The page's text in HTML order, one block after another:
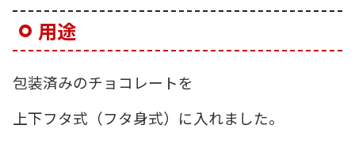
用途
包装済みのチョコレートを
上下フタ式（フタ身式）に入れました。